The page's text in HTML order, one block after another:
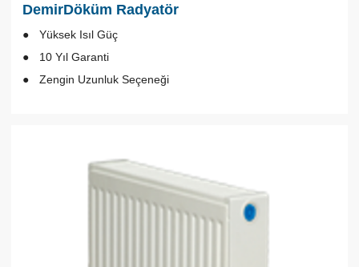
DemirDöküm Radyatör
Yüksek Isıl Güç
10 Yıl Garanti
Zengin Uzunluk Seçeneği